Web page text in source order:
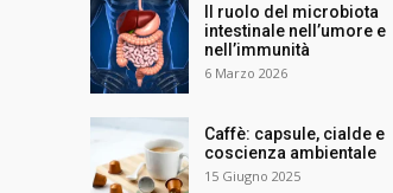
Il ruolo del microbiota
intestinale nell’umore e
nell’immunità
6 Marzo 2026
Caffè: capsule, cialde e
coscienza ambientale
15 Giugno 2025